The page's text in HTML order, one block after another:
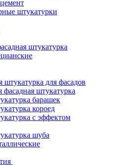
штукатурки
штукатурка
штукатурка для фасадов
фасадная штукатурка
барашек
короед
с эффектом
шуба